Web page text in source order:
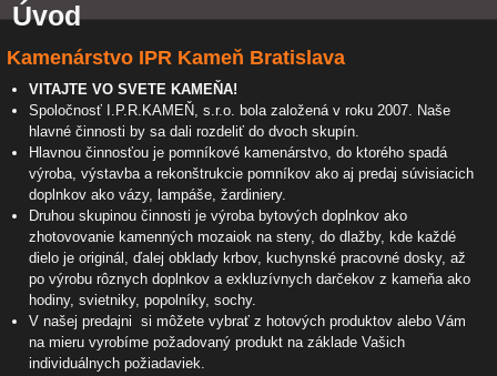
Úvod
Kamenárstvo IPR Kameň Bratislava
VITAJTE VO SVETE KAMEŇA!
Spoločnosť I.P.R.KAMEŇ, s.r.o. bola založená v roku 2007. Naše
hlavné činnosti by sa dali rozdeliť do dvoch skupín.
Hlavnou činnosťou je pomníkové kamenárstvo, do ktorého spadá
výroba, výstavba a rekonštrukcie pomníkov ako aj predaj súvisiacich
doplnkov ako vázy, lampáše, žardiniery.
Druhou skupinou činnosti je výroba bytových doplnkov ako
zhotovovanie kamenných mozaiok na steny, do dlažby, kde každé
dielo je originál, ďalej obklady krbov, kuchynské pracovné dosky, až
po výrobu rôznych doplnkov a exkluzívnych darčekov z kameňa ako
hodiny, svietniky, popolníky, sochy.
V našej predajni si môžete vybrať z hotových produktov alebo Vám
na mieru vyrobíme požadovaný produkt na základe Vašich
individuálnych požiadaviek.